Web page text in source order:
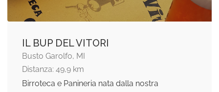
IL BUP DEL VITORI
Busto Garolfo, MI
Distanza: 49,9 km
Birroteca e Panineria nata dalla nostra